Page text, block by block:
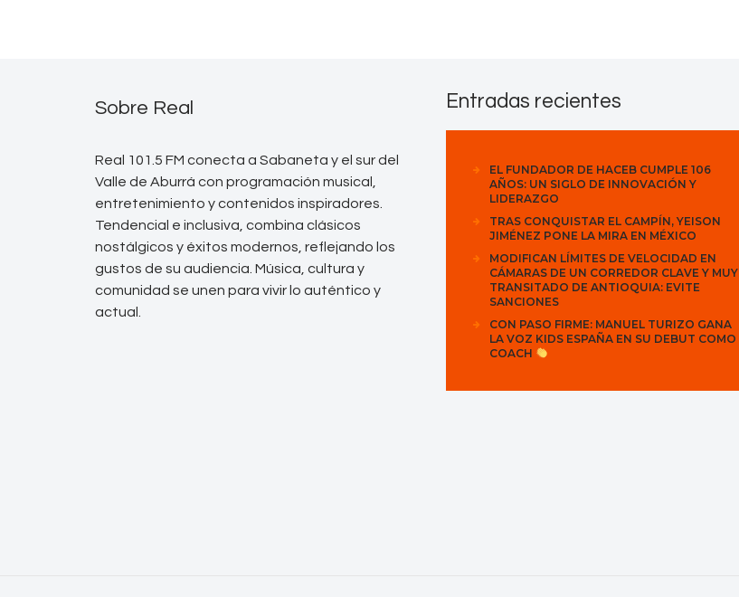
Sobre Real
Real 101.5 FM conecta a Sabaneta y el sur del
Valle de Aburrá con programación musical,
entretenimiento y contenidos inspiradores.
Tendencial e inclusiva, combina clásicos
nostálgicos y éxitos modernos, reflejando los
gustos de su audiencia. Música, cultura y
comunidad se unen para vivir lo auténtico y
actual.
Entradas recientes
EL FUNDADOR DE HACEB CUMPLE 106
AÑOS: UN SIGLO DE INNOVACIÓN Y
LIDERAZGO
TRAS CONQUISTAR EL CAMPÍN, YEISON
JIMÉNEZ PONE LA MIRA EN MÉXICO
MODIFICAN LÍMITES DE VELOCIDAD EN
CÁMARAS DE UN CORREDOR CLAVE Y MUY
TRANSITADO DE ANTIOQUIA: EVITE
SANCIONES
CON PASO FIRME: MANUEL TURIZO GANA
LA VOZ KIDS ESPAÑA EN SU DEBUT COMO
COACH